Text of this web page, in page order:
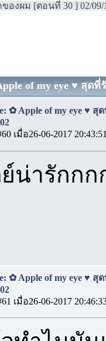
องผม [ตอนที่ 30 ] 02/09/
of my eye ♥ สุดที่
✿ Apple of my eye ♥
เมื่อ26-06-2017
น่ารักกก
✿ Apple of my eye ♥
เมื่อ26-06-2017